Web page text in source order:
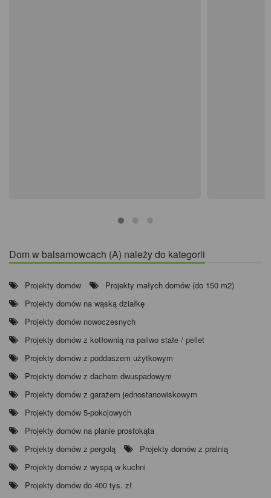
Dom w balsamowcach (A) należy do kategorii
Projekty domów
Projekty małych domów (do 150 m2)
Projekty domów na wąską działkę
Projekty domów nowoczesnych
Projekty domów z kotłownią na paliwo stałe / pellet
Projekty domów z poddaszem użytkowym
Projekty domów z dachem dwuspadowym
Projekty domów z garażem jednostanowiskowym
Projekty domów 5-pokojowych
Projekty domów na planie prostokąta
Projekty domów z pergolą
Projekty domów z pralnią
Projekty domów z wyspą w kuchni
Projekty domów do 400 tys. zł